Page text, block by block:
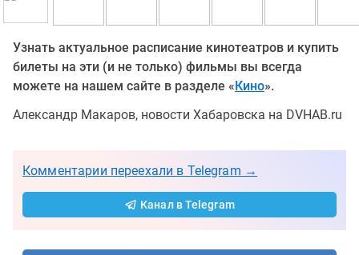
Узнать актуальное расписание кинотеатров и купить
билеты на эти (и не только) фильмы вы всегда
можете на нашем сайте в разделе «Кино».
Александр Макаров, новости Хабаровска на DVHAB.ru
Комментарии переехали в Telegram →
Канал в Telegram